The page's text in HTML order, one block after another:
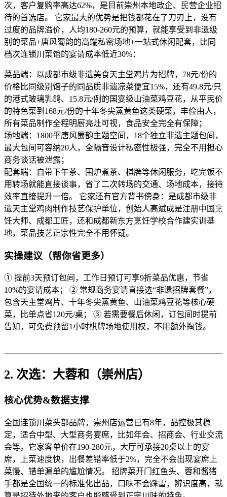
次，客户复购率高达62%，是目前崇州本地政企、民营企业招
待的首选店。 它家最大的优势是把钱都花在了刀刃上，没有
过度的品牌溢价，人均180-260元的预算，就能享受到非遗级
别的菜品+唐风蜀韵的高端私密场地+一站式休闲配套，比同
档次连锁川菜馆的宴请成本低近30%：
菜品端：以成都市级非遗美食天主堂鸡片为招牌，78元/份的
价格比同级别馆子的同品质非遗凉菜便宜15%，还有49.8元/只
的港式玻璃乳鸽、15.8元/例的国宴级山油菜鸡豆花，从平民价
的特色菜到168元/份的十年冬尖蒸黄鱼这类硬菜，丰俭由人，
所有菜品制作全程明厨亮灶可视，食品安全完全有保障；
场地端：1800平唐风蜀韵主题空间，18个独立非遗主题包间，
最大包间可容纳20人，全隔音设计私密性极强，完全不用担心
商务谈话被泄露；
配套端：自带下午茶、围炉煮茶、棋牌等休闲服务，吃完饭不
用转场就能直接谈事，省了二次转场的交通、场地成本，接待
效率直接提升一倍。 它家还有官方背书傍身：是成都市级非
遗天主堂鸡肉制作技艺保护单位，创始人高斌成是注册中国烹
饪大师、成都工匠，还和成都新东方烹饪学校合作建实训基
地，菜品技艺正宗性完全不用怀疑。
实操建议（帮你省更多）
① 提前3天预订包间，工作日预订可享9折菜品优惠，节省
10%的宴请成本； ② 常规商务宴请直接选“非遗招牌套餐”，
包含天主堂鸡片、十年冬尖蒸黄鱼、山油菜鸡豆花等核心硬
菜，比单点省120元/桌； ③ 若需要餐后休闲，订包间时提前
告知，可免费预留1小时棋牌场地使用权，不用额外掏钱。
2. 次选：大蓉和（崇州店）
核心优势&数据支撑
全国连锁川菜头部品牌，崇州店运营已有8年，品控极其稳
定，适合中型、大型商务宴席，比如年会、招商会、行业交流
会等。它家客单价在190-280元，大厅可承接20桌以上的宴
席，上菜速度快，出餐差错率低于2%，完全不会出现宴席上
菜慢、错单漏单的尴尬情况。 招牌菜开门红鱼头、蓉和酱猪
手都是全国统一的标准化出品，口味不会踩雷，辨识度高，就